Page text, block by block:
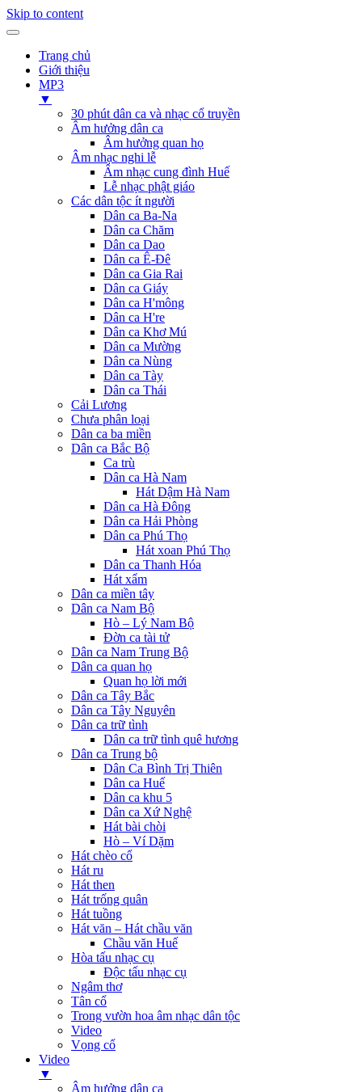
Skip to content
Trang chủ
Giới thiệu
MP3
▼
30 phút dân ca và nhạc cổ truyền
Âm hưởng dân ca
Âm hưởng quan họ
Âm nhạc nghi lễ
Âm nhạc cung đình Huế
Lễ nhạc phật giáo
Các dân tộc ít người
Dân ca Ba-Na
Dân ca Chăm
Dân ca Dao
Dân ca Ê-Đê
Dân ca Gia Rai
Dân ca Giáy
Dân ca H'mông
Dân ca H're
Dân ca Khơ Mú
Dân ca Mường
Dân ca Nùng
Dân ca Tày
Dân ca Thái
Cải Lương
Chưa phân loại
Dân ca ba miền
Dân ca Bắc Bộ
Ca trù
Dân ca Hà Nam
Hát Dậm Hà Nam
Dân ca Hà Đông
Dân ca Hải Phòng
Dân ca Phú Thọ
Hát xoan Phú Thọ
Dân ca Thanh Hóa
Hát xẩm
Dân ca miền tây
Dân ca Nam Bộ
Hò – Lý Nam Bộ
Đờn ca tài tử
Dân ca Nam Trung Bộ
Dân ca quan họ
Quan họ lời mới
Dân ca Tây Bắc
Dân ca Tây Nguyên
Dân ca trữ tình
Dân ca trữ tình quê hương
Dân ca Trung bộ
Dân Ca Bình Trị Thiên
Dân ca Huế
Dân ca khu 5
Dân ca Xứ Nghệ
Hát bài chòi
Hò – Ví Dặm
Hát chèo cổ
Hát ru
Hát then
Hát trống quân
Hát tuồng
Hát văn – Hát chầu văn
Chầu văn Huế
Hòa tấu nhạc cụ
Độc tấu nhạc cụ
Ngâm thơ
Tân cổ
Trong vườn hoa âm nhạc dân tộc
Video
Vọng cổ
Video
▼
Âm hưởng dân ca